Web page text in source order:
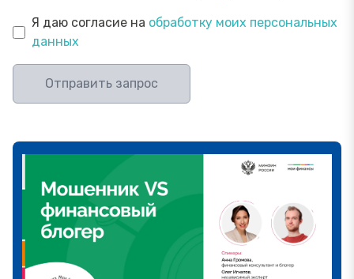
Я даю согласие на обработку моих персональных
данных
Отправить запрос